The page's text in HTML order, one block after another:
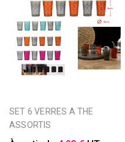
SET 6 VERRES A THE
ASSORTIS